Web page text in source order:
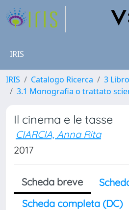
IRIS
IRIS Catalogo Ricerca
3 Libro
3.1 Monografia o trattato
Il cinema e le tasse
CIARCIA, Anna Rita
2017
Scheda breve
Scheda completa (DC)